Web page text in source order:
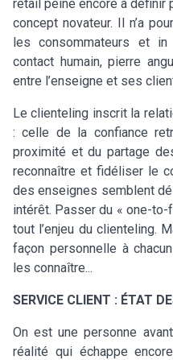
retail peine encore à définir
concept novateur. Il n’a
les consommateurs et
contact humain, pierre
entre l’enseigne et ses
Le clienteling inscrit la
: celle de la confiance
proximité et du partage
reconnaître et fidéliser le
des enseignes semblent
intérêt. Passer du « one-to-
tout l’enjeu du clienteling.
façon personnelle à
les connaître...
SERVICE CLIENT : ÉTAT
On est une personne
réalité qui échappe